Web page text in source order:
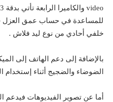
للمساعدة في حساب عمق العزل
خلفي أحادي من نوع ليد فلاش .
بالإضافة إلى دعم الهاتف إلى
الضوضاء والضجيج أثناء إستخدام
أما عن تصوير الفيديوهات فيدعم